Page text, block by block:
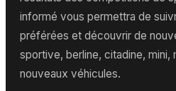
informé vous permettra de
préférées et découvrir de
sportive, berline, citadine,
nouveaux véhicules.